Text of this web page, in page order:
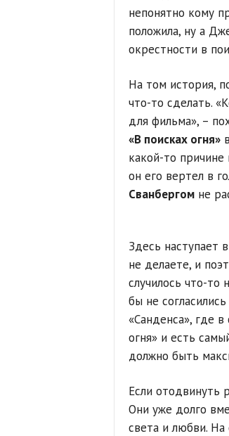
непонятно кому
положила, ну а
окрестности в
На том история,
что-то сделать.
для фильма», –
«В поисках огня»в
какой-то
он его вертел в
Сванбергомне
Здесь наступает
не делаете, и
случилось что-то
бы не
«Санденса», где
огня» и есть
должно быть
Если отодвинуть
Они уже долго
света и любви. На